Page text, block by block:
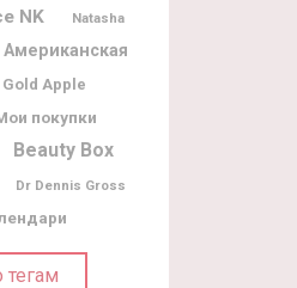
NK
Natasha
Американская
Gold Apple
покупки
Beauty Box
Dr Dennis Gross
тегам